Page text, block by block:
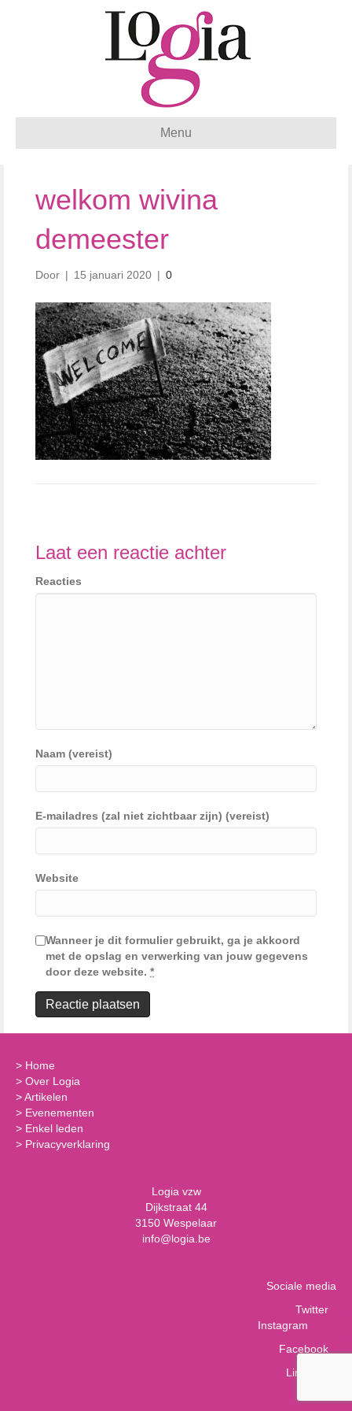
Menu
welkom wivina
demeester
Door | 15 januari 2020 | 0
Laat een reactie achter
Reacties
Naam (vereist)
E-mailadres (zal niet zichtbaar zijn) (vereist)
Website
Wanneer je dit formulier gebruikt, ga je akkoord
met de opslag en verwerking van jouw gegevens
door deze website. *
> Home
> Over Logia
>Artikelen
> Evenementen
> Enkel leden
> Privacyverklaring
Logia vzw
Dijkstraat 44
3150 Wespelaar
info@logia.be
Sociale media
Twitter
Instagram
Facebook
LinkedIn